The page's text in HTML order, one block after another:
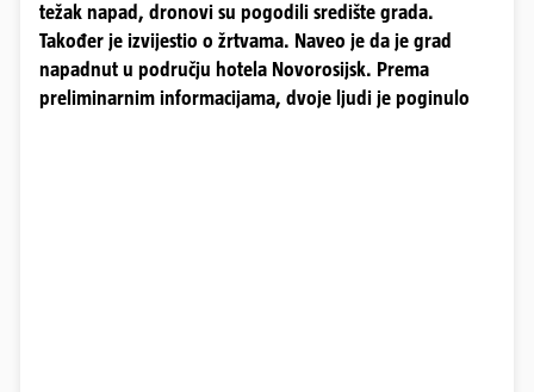
težak napad, dronovi su pogodili središte grada.
Također je izvijestio o žrtvama. Naveo je da je grad
napadnut u području hotela Novorosijsk. Prema
preliminarnim informacijama, dvoje ljudi je poginulo